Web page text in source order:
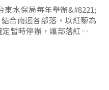
水保局每年舉辦&#8221;
合南迴各部落，以紅藜為
暫時停辦，讓部落紅藜農
單...。